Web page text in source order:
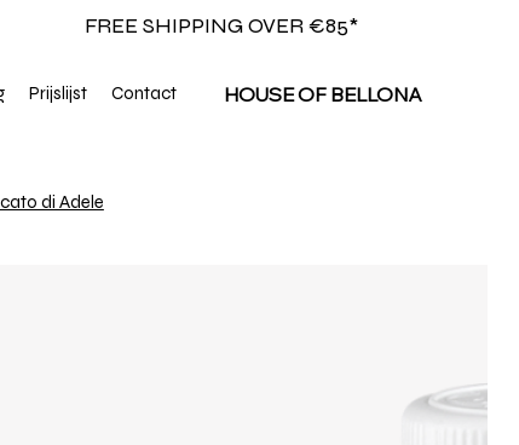
FREE SHIPPING OVER €85*
HOUSE OF BELLONA
Prijslijst Contact
di Adele